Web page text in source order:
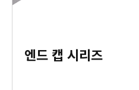
엔드 캡 시리즈